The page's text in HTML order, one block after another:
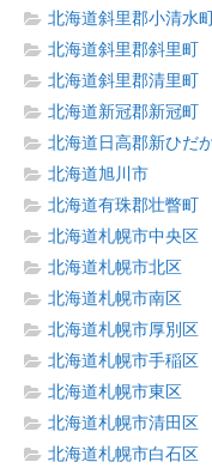
北海道斜里郡小清水町
北海道斜里郡斜里町
北海道斜里郡清里町
北海道新冠郡新冠町
北海道日高郡新ひだか
北海道旭川市
北海道有珠郡壮瞥町
北海道札幌市中央区
北海道札幌市北区
北海道札幌市南区
北海道札幌市厚別区
北海道札幌市手稲区
北海道札幌市東区
北海道札幌市清田区
北海道札幌市白石区